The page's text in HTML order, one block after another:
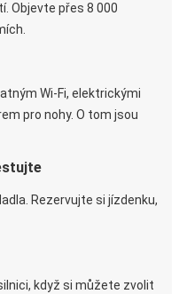
Objevte přes 8 000
Wi-Fi, elektrickými
pro nohy. O tom jsou
Rezervujte si jízdenku,
když si můžete zvolit